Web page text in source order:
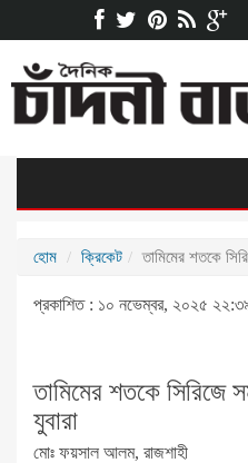
হোম ক্রিকেট তামিমের শতকে
প্রকাশিত : ১০ নভেম্বর, ২০২৫
তামিমের শতকে সিরিজে
যুবারা
মোঃ ফয়সাল আলম, রাজশাহী